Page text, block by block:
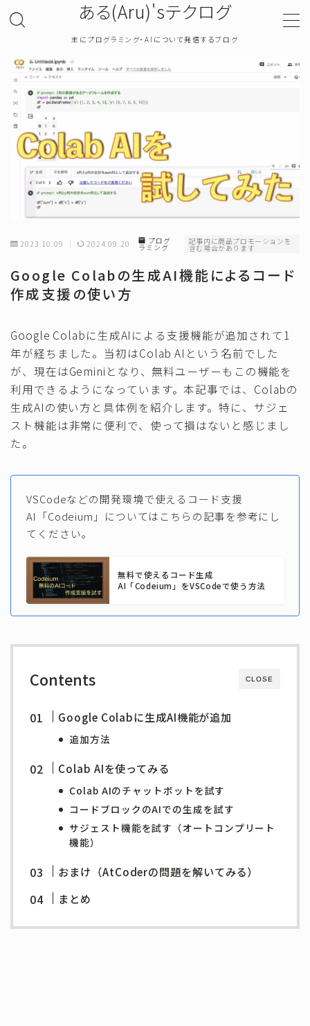
ある(Aru)'sテクログ
主にプログラミング・AIについて発信するブログ
TOP
プライバシーポリシー
お問い合わせ
確率・統計
プログラミング
機械学習
その他
2023.10.09 2024.09.20 プログ
ラミング
記事内に商品プロモーションを
含む場合があります
Google Colabの生成AI機能によるコード
作成支援の使い方
Google Colabに生成AIによる支援機能が追加されて1
年が経ちました。当初はColab AIという名前でした
が、現在はGeminiとなり、無料ユーザーもこの機能を
利用できるようになっています。本記事では、Colabの
生成AIの使い方と具体例を紹介します。特に、サジェ
スト機能は非常に便利で、使って損はないと感じまし
た。
VSCodeなどの開発環境で使えるコード支援
AI「Codeium」についてはこちらの記事を参考にし
てください。
無料で使えるコード生成
AI「Codeium」をVSCodeで使う方法
CLOSE
Contents
Google Colabに生成AI機能が追加
追加方法
Colab AIを使ってみる
Colab AIのチャットボットを試す
コードブロックのAIでの生成を試す
サジェスト機能を試す （オートコンプリート
機能）
おまけ（AtCoderの問題を解いてみる）
まとめ